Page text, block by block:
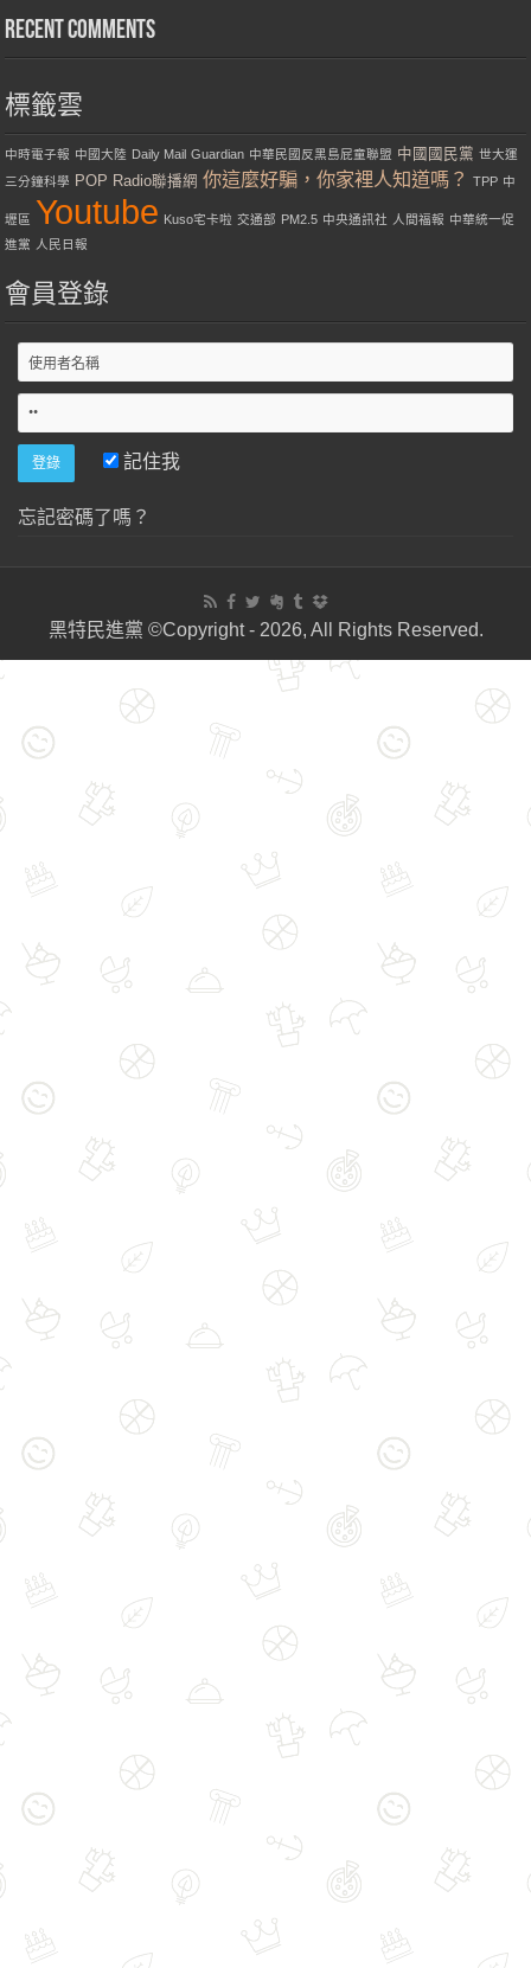
Recent Comments
標籤雲
中時電子報 中國大陸 Daily Mail Guardian 中華民國反黑島屁童聯盟 中國國民黨 世大運
三分鐘科學 POP Radio聯播網 你這麼好騙，你家裡人知道嗎？ TPP 中
壢區 Youtube Kuso宅卡啦 交通部 PM2.5 中央通訊社 人間福報 中華統一促
進黨 人民日報
會員登錄
記住我
忘記密碼了嗎？
黑特民進黨 ©Copyright - 2026, All Rights Reserved.